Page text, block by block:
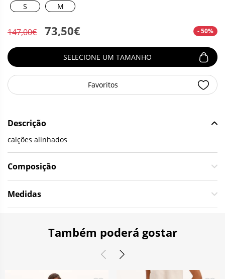
S
M
147,00€ 73,50€ - 50%
SELECIONE UM TAMANHO
Favoritos
Descrição
calções alinhados
Composição
Medidas
Também poderá gostar